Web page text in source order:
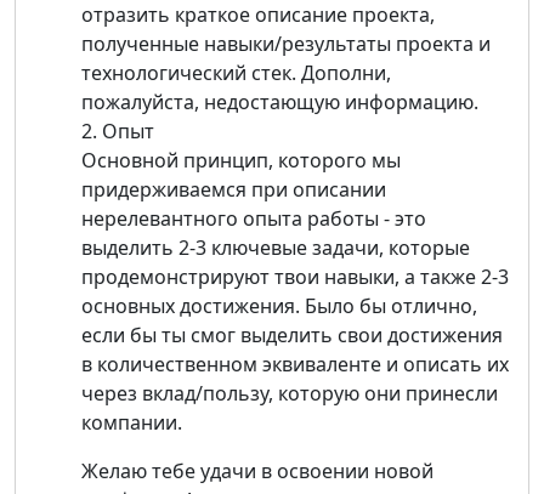
отразить краткое описание проекта,
полученные навыки/результаты проекта и
технологический стек. Дополни,
пожалуйста, недостающую информацию.
2. Опыт
Основной принцип, которого мы
придерживаемся при описании
нерелевантного опыта работы - это
выделить 2-3 ключевые задачи, которые
продемонстрируют твои навыки, а также 2-3
основных достижения. Было бы отлично,
если бы ты смог выделить свои достижения
в количественном эквиваленте и описать их
через вклад/пользу, которую они принесли
компании.
Желаю тебе удачи в освоении новой